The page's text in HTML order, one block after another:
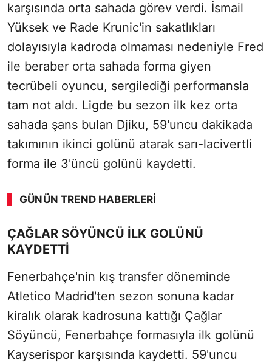
karşısında orta sahada görev verdi. İsmail
Yüksek ve Rade Krunic'in sakatlıkları
dolayısıyla kadroda olmaması nedeniyle Fred
ile beraber orta sahada forma giyen
tecrübeli oyuncu, sergilediği performansla
tam not aldı. Ligde bu sezon ilk kez orta
sahada şans bulan Djiku, 59'uncu dakikada
takımının ikinci golünü atarak sarı-lacivertli
forma ile 3'üncü golünü kaydetti.
GÜNÜN TREND HABERLERI
00:02 / 09:15
ÇAĞLAR SÖYÜNCÜ İLK GOLÜNÜ
KAYDETTİ
Fenerbahçe'nin kış transfer döneminde
Atletico Madrid'ten sezon sonuna kadar
kiralık olarak kadrosuna kattığı Çağlar
Söyüncü, Fenerbahçe formasıyla ilk golünü
Kayserispor karşısında kaydetti. 59'uncu